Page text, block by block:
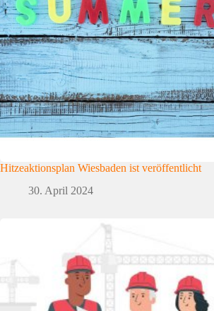
Hitzeaktionsplan Wiesbaden ist veröffentlicht
30. April 2024